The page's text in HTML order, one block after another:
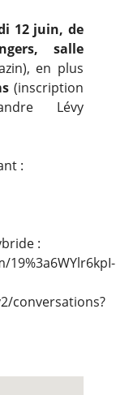
12 juin, de
salle
en plus
(inscription
Lévy
:
:
conversations?